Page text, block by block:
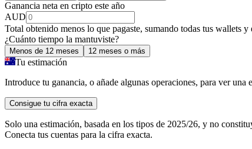
Ganancia neta en cripto este año
AUD
Total obtenido menos lo que pagaste, sumando todas tus wallets y
¿Cuánto tiempo la mantuviste?
Menos de 12 meses 12 meses o más
Tu estimación
Introduce tu ganancia, o añade algunas operaciones, para ver una
Consigue tu cifra exacta
Solo una estimación, basada en los tipos de 2025/26, y no
Conecta tus cuentas para la cifra exacta.